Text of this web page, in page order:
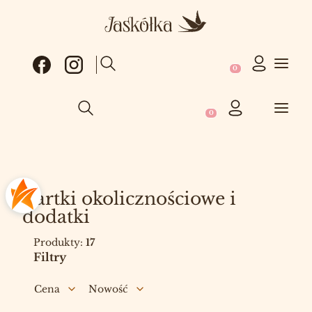
Otwórz wyszukiwarkę Produkty w
Otwórz wyszukiwarkę Produkty w koszyku:
Kartki okolicznościowe i
dodatki
Produkty: 17
Filtry
Cena Nowość